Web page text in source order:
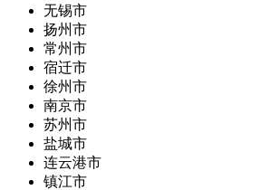
无锡市
扬州市
常州市
宿迁市
徐州市
南京市
苏州市
盐城市
连云港市
镇江市